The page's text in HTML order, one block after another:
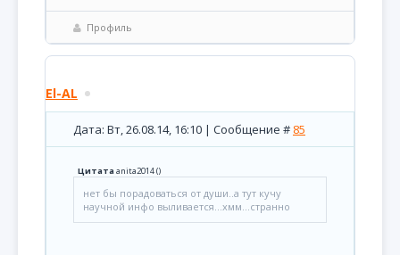
Профиль
El-AL
Дата: Вт, 26.08.14, 16:10 | Сообщение # 85
Цитатаanita2014()
нет бы порадоваться от души..а тут кучу
научной инфо выливается...хмм...странно